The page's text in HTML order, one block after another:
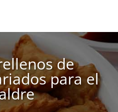
de
para el